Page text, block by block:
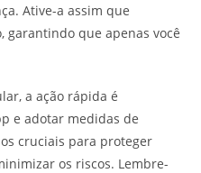
Ative-a assim que
garantindo que apenas você
a ação rápida é
e adotar medidas de
cruciais para proteger
os riscos. Lembre-